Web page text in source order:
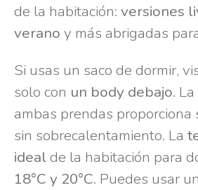
de la habitación: versiones
verano y más abrigadas
Si usas un saco de dormir,
solo con un body debajo.
ambas prendas proporciona
sin sobrecalentamiento. La
idealde la habitación para
18°C y 20°C. Puedes usar